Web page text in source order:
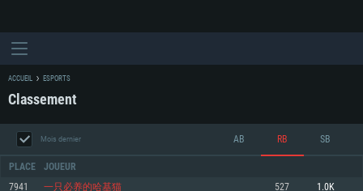
ACCUEIL ESPORTS
Classement
Mois dernier AB RB SB
PLACE JOUEUR
7941 一只必养的哈基猫 527 1.0K